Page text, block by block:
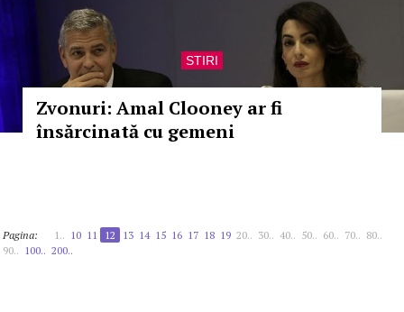
STIRI
Zvonuri: Amal Clooney ar fi
însărcinată cu gemeni
Pagina: 1.. 10 11 12 13 14 15 16 17 18 19 20.. 30.. 40.. 50.. 60.. 70.. 80..
90.. 100.. 200..